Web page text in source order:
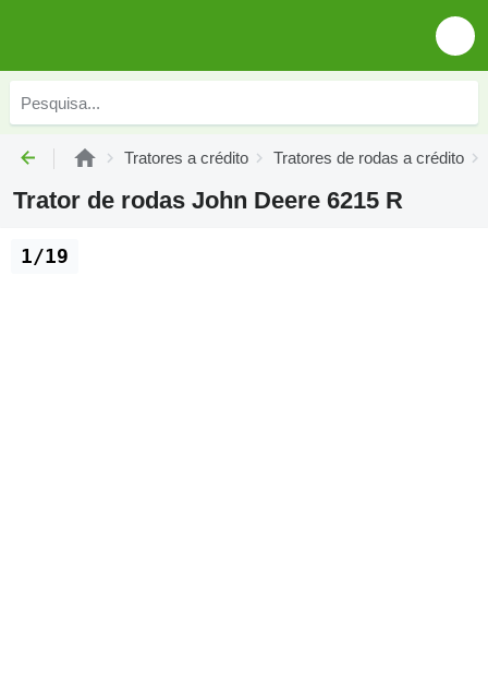
Tratores a crédito Tratores de rodas a crédito
Trator de rodas John Deere 6215 R
1/19